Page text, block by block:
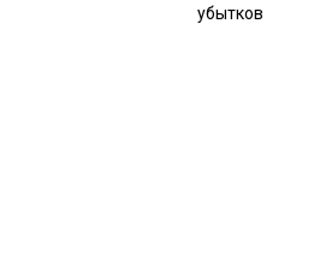
убытков